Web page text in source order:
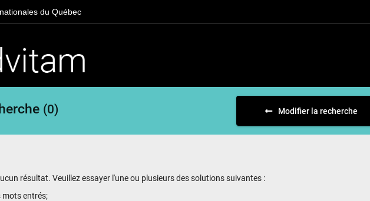
du Québec
(0) Modifier la recherche
résultat. Veuillez essayer l'une ou plusieurs des solutions suivantes :
mots entrés;